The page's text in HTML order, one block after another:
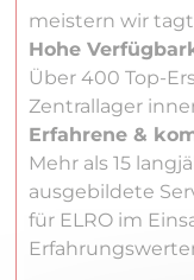
meistern wir
Hohe
Über 400 Top-
Zentrallager
Erfahrene &
Mehr als 15
ausgebildete
für ELRO im